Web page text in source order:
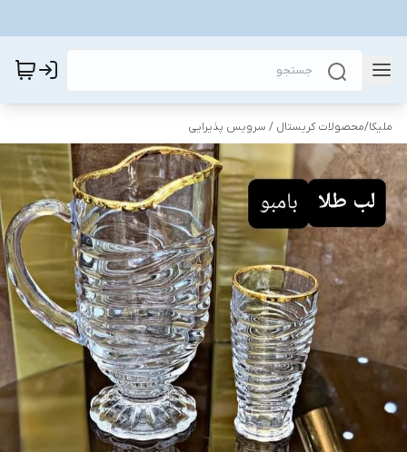
ملیکا/محصولات کریستال / سرویس پذیرایی